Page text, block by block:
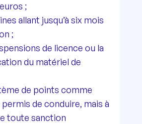
;
allant jusqu’à six mois
;
de licence ou la
du matériel de
de points comme
de conduire, mais à
toute sanction